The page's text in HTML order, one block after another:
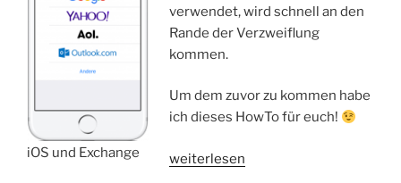
iOS und Exchange
verwendet, wird schnell an den
Rande der Verzweiflung
kommen.
Um dem zuvor zu kommen habe
ich dieses HowTo für euch!
„HowTo:
weiterlesen